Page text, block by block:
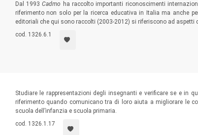
Dal 1993Cadmo ha raccolto importanti riconoscimenti
riferimento non solo per la ricerca educativa in Italia ma anche
editoriali che qui sono raccolti (2003-2012) si riferiscono ad aspetti
cod. 1326.6.1
Studiare le rappresentazioni degli insegnanti e verificare se e in
riferimento quando comunicano tra di loro aiuta a migliorare le
scuola dell’infanzia e scuola primaria.
cod. 1326.1.17